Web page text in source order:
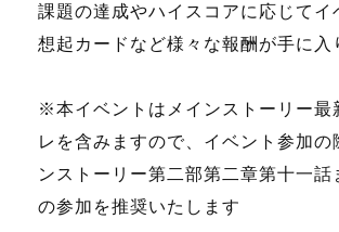
課題の達成やハイスコアに応じてイ
想起カードなど様々な報酬が手に入
※本イベントはメインストーリー最
レを含みますので、イベント参加の
ンストーリー第二部第二章第十一話
の参加を推奨いたします